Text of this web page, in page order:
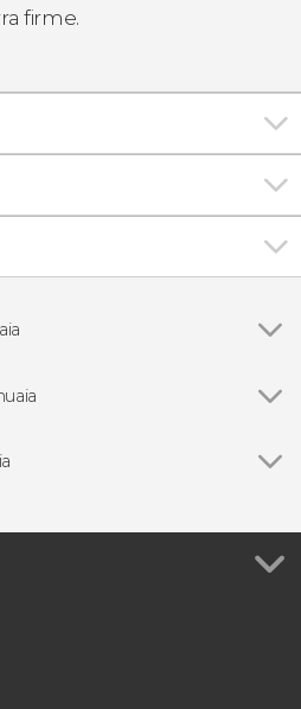
firme.
lago Escondido
con audioguía
moto de nieve, trineo y